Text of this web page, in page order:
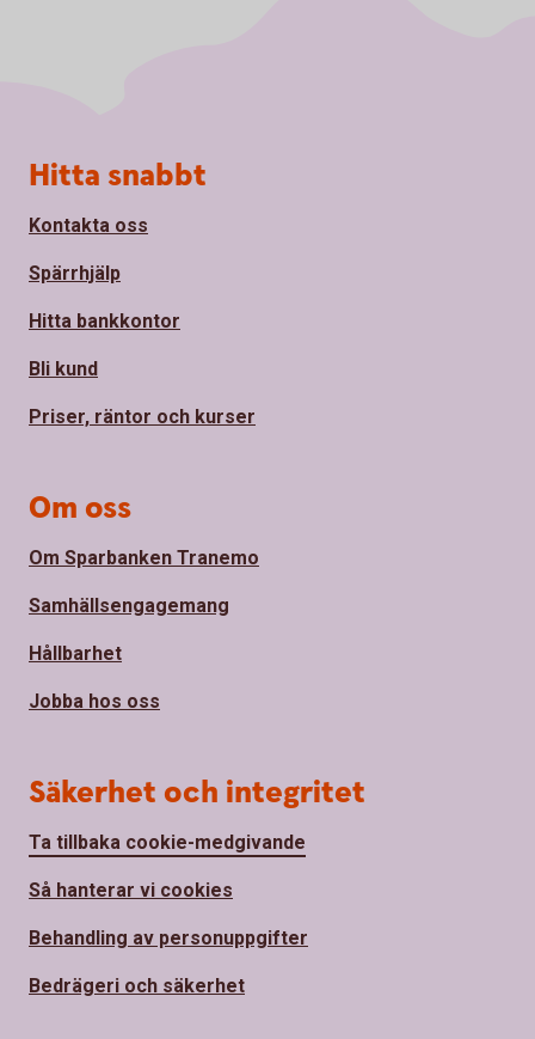
Sidfot
Hitta snabbt
Kontakta oss
Spärrhjälp
Hitta bankkontor
Bli kund
Priser, räntor och kurser
Om oss
Om Sparbanken Tranemo
Samhällsengagemang
Hållbarhet
Jobba hos oss
Säkerhet och integritet
Ta tillbaka cookie-medgivande
Så hanterar vi cookies
Behandling av personuppgifter
Bedrägeri och säkerhet